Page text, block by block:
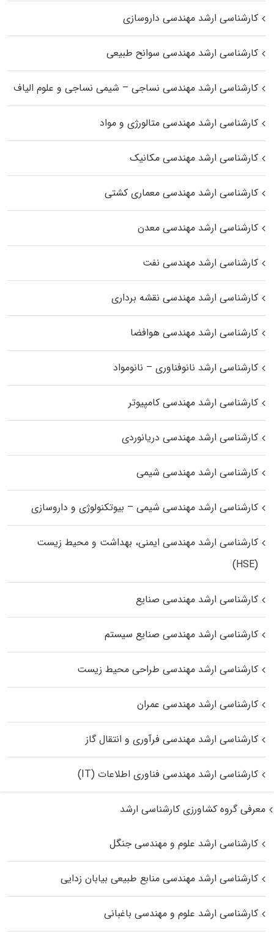
کارشناسی ارشد مهندسی داروسازی
کارشناسی ارشد مهندسی سوانح طبیعی
کارشناسی ارشد مهندسی نساجی – شیمی نساجی و علوم الیاف
کارشناسی ارشد مهندسی متالورژی و مواد
کارشناسی ارشد مهندسی مکانیک
کارشناسی ارشد مهندسی معماری کشتی
کارشناسی ارشد مهندسی معدن
کارشناسی ارشد مهندسی نفت
کارشناسی ارشد مهندسی نقشه برداری
کارشناسی ارشد مهندسی هوافضا
کارشناسی ارشد نانوفناوری – نانومواد
کارشناسی ارشد مهندسی کامپیوتر
کارشناسی ارشد مهندسی دریانوردی
کارشناسی ارشد مهندسی شیمی
کارشناسی ارشد مهندسی شیمی – بیوتکنولوژی و داروسازی
کارشناسی ارشد مهندسی ایمنی، بهداشت و محیط زیست
(HSE)
کارشناسی ارشد مهندسی صنایع
کارشناسی ارشد مهندسی صنایع سیستم
کارشناسی ارشد مهندسی طراحی محیط زیست
کارشناسی ارشد مهندسی عمران
کارشناسی ارشد مهندسی فرآوری و انتقال گاز
کارشناسی ارشد مهندسی فناوری اطلاعات (IT)
معرفی گروه کشاورزی کارشناسی ارشد
کارشناسی ارشد علوم و مهندسی جنگل
کارشناسی ارشد مهندسی منابع طبیعی بیابان زدایی
کارشناسی ارشد علوم و مهندسی باغبانی